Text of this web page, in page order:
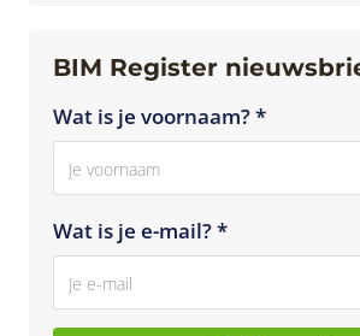
BIM Register
Wat is je voornaam? *
Wat is je e-mail? *